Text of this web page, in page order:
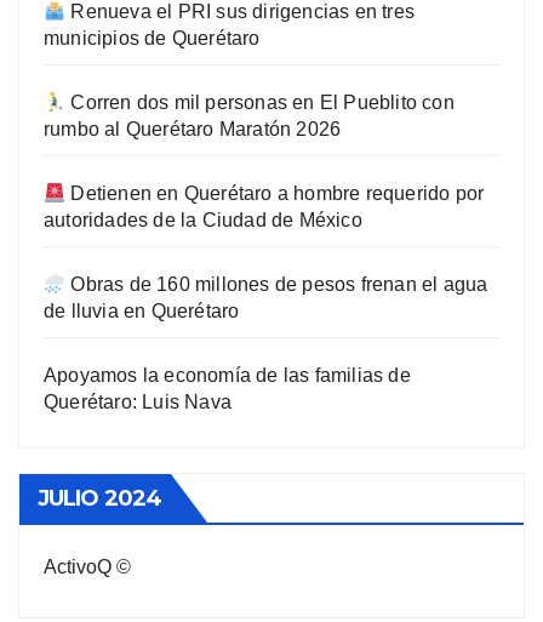
Renueva el PRI sus dirigencias en tres
municipios de Querétaro
Corren dos mil personas en El Pueblito con
rumbo al Querétaro Maratón 2026
Detienen en Querétaro a hombre requerido por
autoridades de la Ciudad de México
Obras de 160 millones de pesos frenan el agua
de lluvia en Querétaro
Apoyamos la economía de las familias de
Querétaro: Luis Nava
JULIO 2024
ActivoQ ©